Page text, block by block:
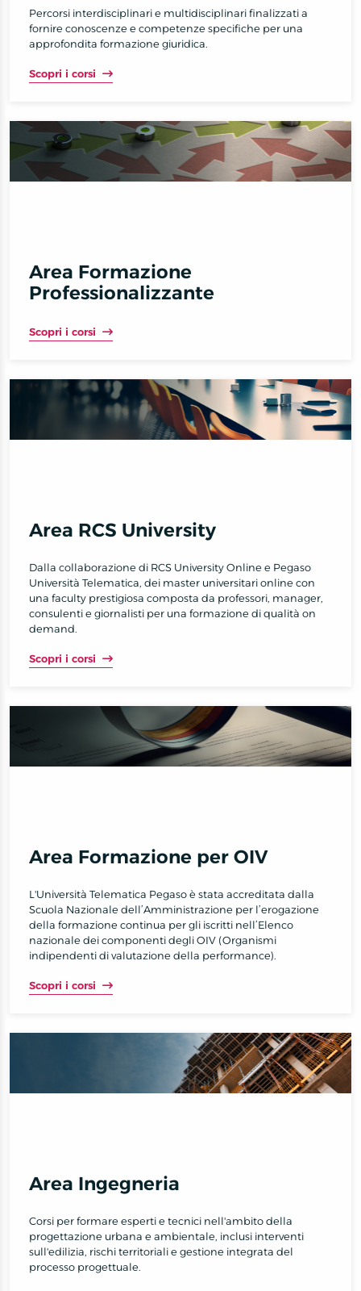
Percorsi interdisciplinari e multidisciplinari finalizzati a
fornire conoscenze e competenze specifiche per una
approfondita formazione giuridica.
Scopri i corsi
Area Formazione
Professionalizzante
Scopri i corsi
Area RCS University
Dalla collaborazione di RCS University Online e Pegaso
Università Telematica, dei master universitari online con
una faculty prestigiosa composta da professori, manager,
consulenti e giornalisti per una formazione di qualità on
demand.
Scopri i corsi
Area Formazione per OIV
L'Università Telematica Pegaso è stata accreditata dalla
Scuola Nazionale dell’Amministrazione per l’erogazione
della formazione continua per gli iscritti nell’Elenco
nazionale dei componenti degli OIV (Organismi
indipendenti di valutazione della performance).
Scopri i corsi
Area Ingegneria
Corsi per formare esperti e tecnici nell'ambito della
progettazione urbana e ambientale, inclusi interventi
sull'edilizia, rischi territoriali e gestione integrata del
processo progettuale.